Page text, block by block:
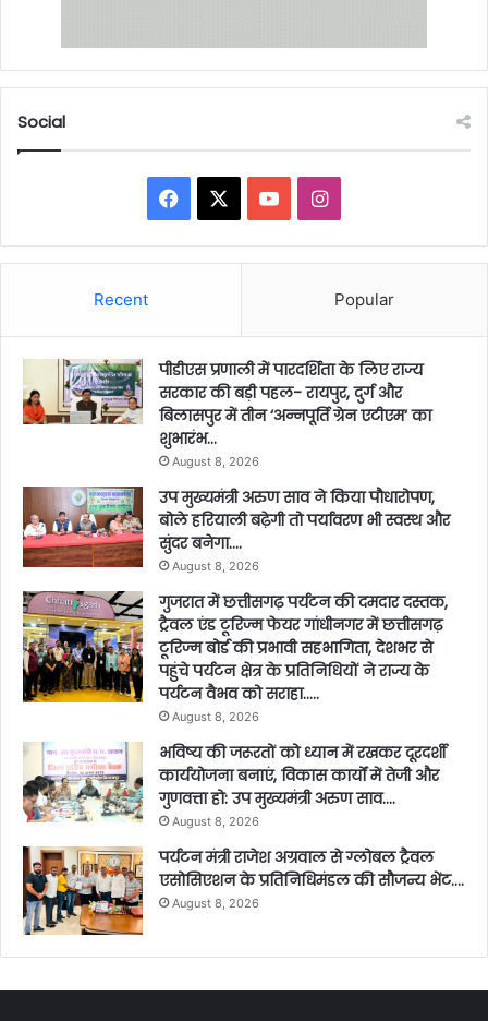
Social
Facebook YouTubeInstagram
Recent Popular
पीडीएस प्रणाली में पारदर्शिता के लिए राज्य
सरकार की बड़ी पहल- रायपुर, दुर्ग और
बिलासपुर में तीन ‘अन्नपूर्ति ग्रेन एटीएम‘ का
शुभारंभ…
August 8, 2026
उप मुख्यमंत्री अरुण साव ने किया पौधारोपण,
बोले हरियाली बढ़ेगी तो पर्यावरण भी स्वस्थ और
सुंदर बनेगा….
August 8, 2026
गुजरात में छत्तीसगढ़ पर्यटन की दमदार दस्तक,
ट्रैवल एंड टूरिज्म फेयर गांधीनगर में छत्तीसगढ़
टूरिज्म बोर्ड की प्रभावी सहभागिता, देशभर से
पहुंचे पर्यटन क्षेत्र के प्रतिनिधियों ने राज्य के
पर्यटन वैभव को सराहा…..
August 8, 2026
भविष्य की जरूरतों को ध्यान में रखकर दूरदर्शी
कार्ययोजना बनाएं, विकास कार्यों में तेजी और
गुणवत्ता हो: उप मुख्यमंत्री अरुण साव….
August 8, 2026
पर्यटन मंत्री राजेश अग्रवाल से ग्लोबल ट्रैवल
एसोसिएशन के प्रतिनिधिमंडल की सौजन्य भेंट….
August 8, 2026